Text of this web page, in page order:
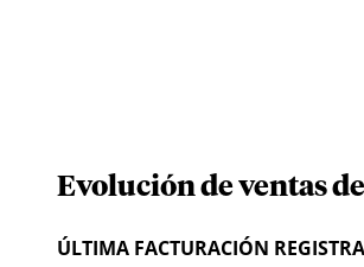
Evolución de ventas
ÚLTIMA FACTURACIÓN